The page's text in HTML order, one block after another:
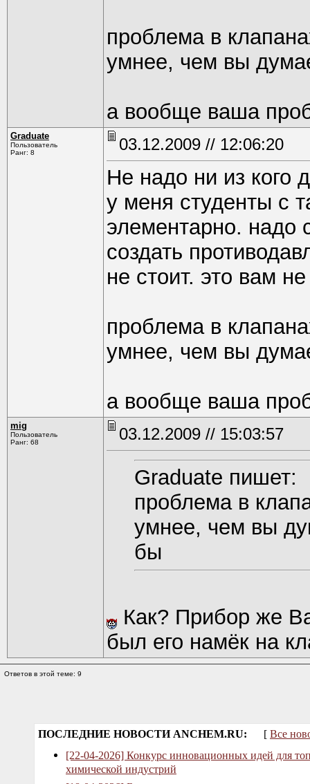
проблема в
умнее, чем вы
а вообще ваша
Graduate
Пользователь
Ранг: 8
03.12.2009 // 12:06:20
Не надо ни из кого
у меня студенты с
элементарно. надо
создать
не стоит. это вам
проблема в
умнее, чем вы
а вообще ваша
mig
Пользователь
Ранг: 68
03.12.2009 // 15:03:57
Graduate пишет:
проблема в
умнее, чем вы
бы
Как? Прибор же
был его намёк на
Ответов в этой теме: 9
ПОСЛЕДНИЕ НОВОСТИ ANCHEM.RU: [ Все
[22-04-2026] Конкурс инновационных идей для
химической индустрий